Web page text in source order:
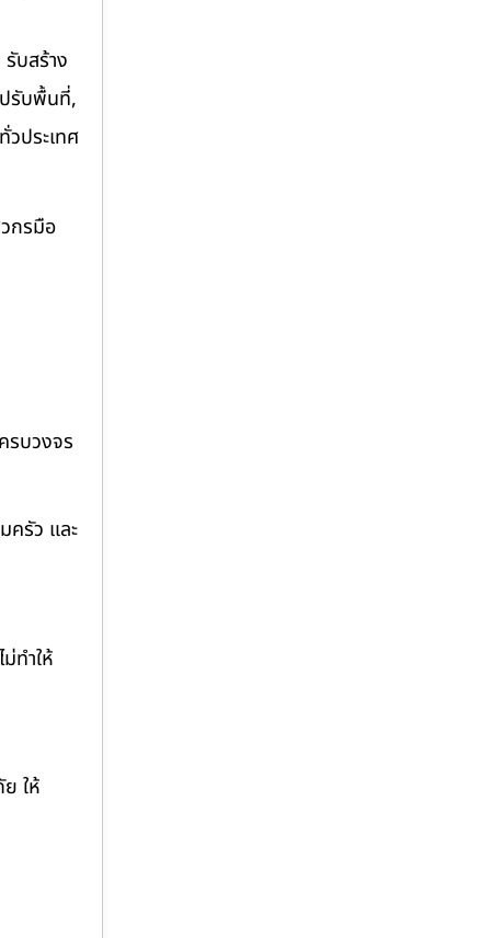
บสร้าง
รับพื้นที่,
ประเทศ
กรมือ
รบวงจร
ครัว และ
ทำให้
ให้